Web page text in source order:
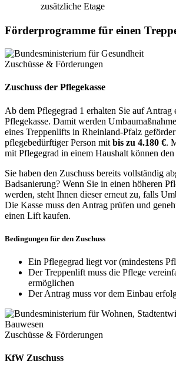
zusätzliche Etage
Förderprogramme für einen
Zuschüsse & Förderungen
Zuschuss der Pflegekasse
Ab dem Pflegegrad 1 erhalten Sie auf Antrag
Pflegekasse. Damit werden
eines Treppenlifts in Rheinland-Pfalz
pflegebedürftiger Person mit bis zu 4.180 €.
mit Pflegegrad in einem Haushalt können den
Sie haben den Zuschuss bereits vollständig
Badsanierung? Wenn Sie in einen höheren
werden, steht Ihnen dieser erneut zu, falls
Die Kasse muss den Antrag prüfen und
einen Lift kaufen.
Bedingungen für den Zuschuss
Ein Pflegegrad liegt vor (mindestens
Der Treppenlift muss die Pflege
ermöglichen
Der Antrag muss vor dem Einbau
Zuschüsse & Förderungen
KfW Zuschuss